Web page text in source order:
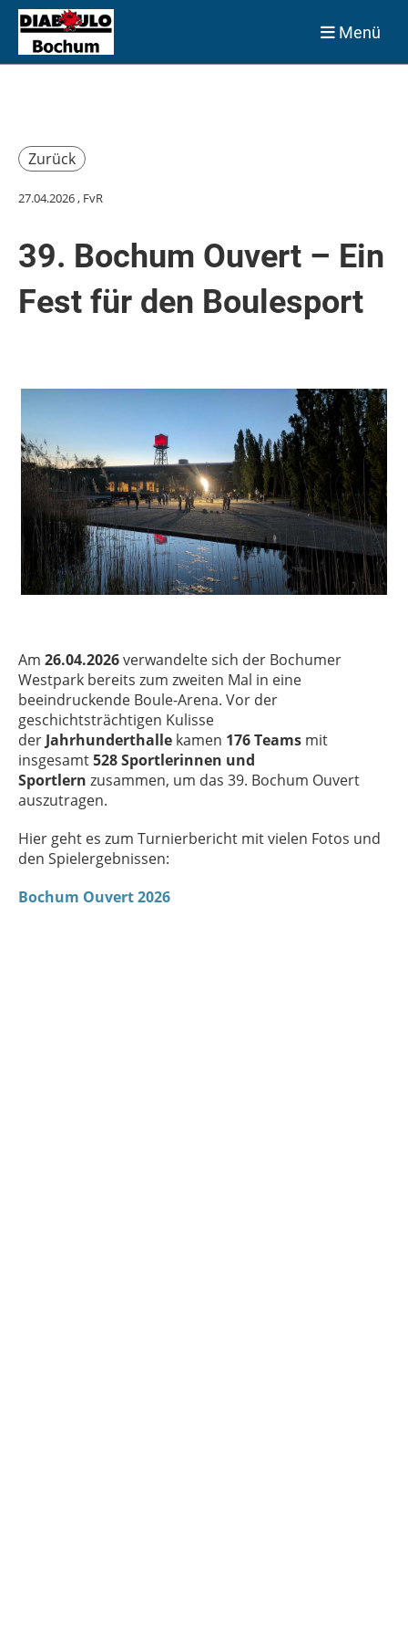
Menü
Zurück
27.04.2026, FvR
39. Bochum Ouvert – Ein
Fest für den Boulesport
Am 26.04.2026verwandelte sich der Bochumer
Westpark bereits zum zweiten Mal in eine
beeindruckende Boule-Arena. Vor der
geschichtsträchtigen Kulisse
der Jahrhunderthalle kamen 176 Teams mit
insgesamt528 Sportlerinnen und
Sportlern zusammen, um das 39. Bochum Ouvert
auszutragen.
Hier geht es zum Turnierbericht mit vielen Fotos und
den Spielergebnissen:
Bochum Ouvert 2026